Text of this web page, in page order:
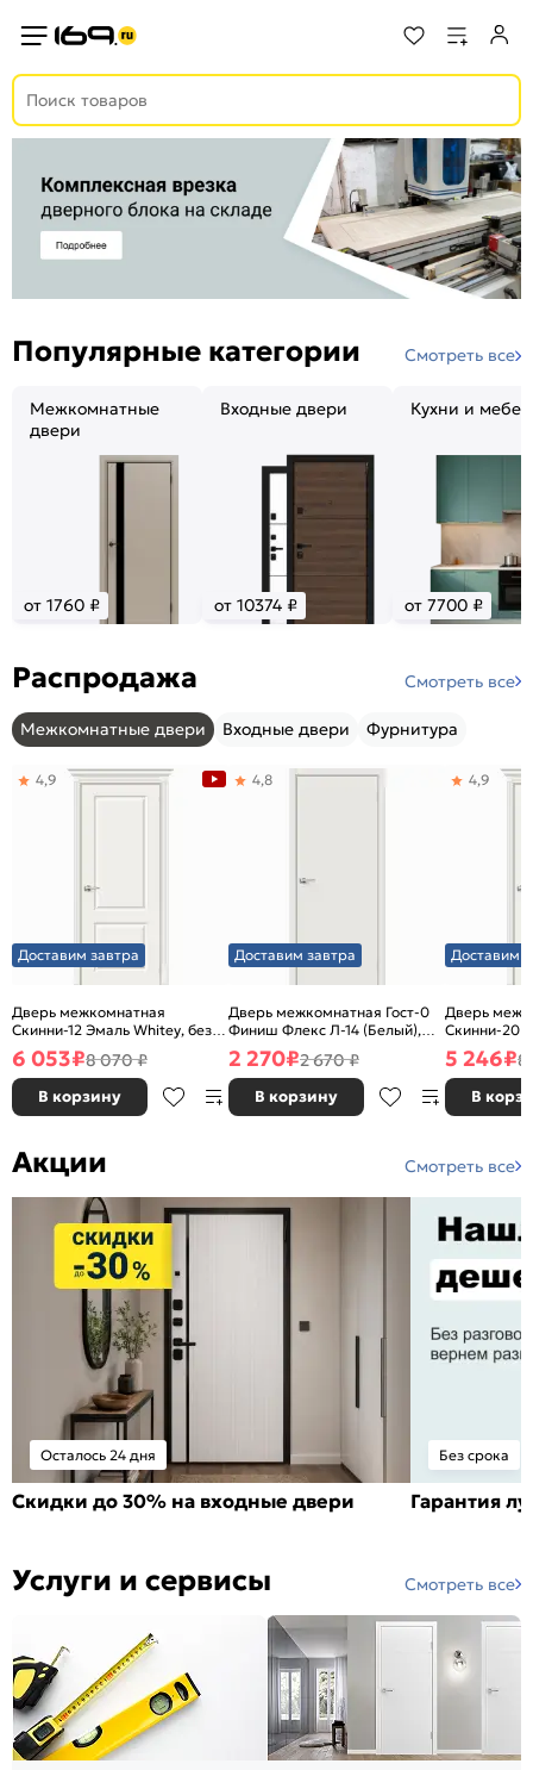
Популярные категории Смотреть все
Межкомнатные
двери
от 1760 ₽
Входные двери
от 10374 ₽
Кухни и
от 7700 ₽
Распродажа Смотреть все
Межкомнатные двери Входные двери Фурнитура
Доставим завтра
Дверь межкомнатная
Скинни-12 Эмаль Whitey, без
декора, глухая, без стекла,
без кромки, скиновая
4,9
6 053₽8 070 ₽
В корзину
Доставим завтра
Дверь межкомнатная Гост-0
Финиш Флекс Л-14 (Белый),
глухая, каркасно-щитовая
4,8
2 270₽2 670 ₽
В корзину
Доставим
Дверь
Скинни-20
декора,
без кромки,
4,9
5 246₽8
В
Акции Смотреть все
Осталось 24 дня
Скидки до 30% на входные двери
Без срока
Гарантия
Услуги и сервисы Смотреть все